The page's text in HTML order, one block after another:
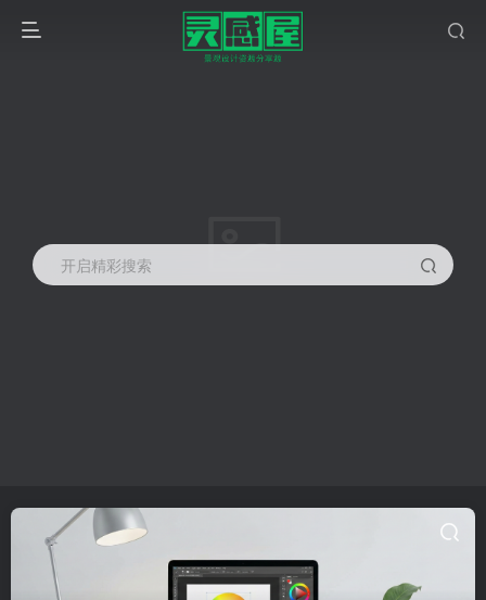
开启精彩搜索